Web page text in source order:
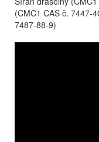
(CMC1 CAS č. 7447-
7487-88-9)